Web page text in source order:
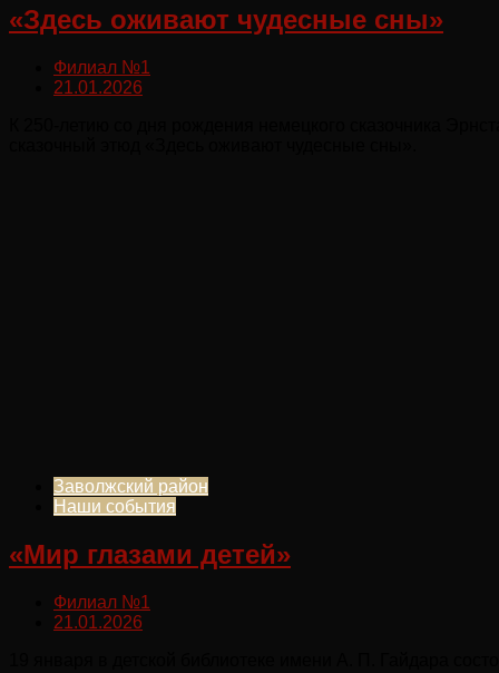
«Здесь оживают чудесные сны»
Филиал №1
21.01.2026
Заволжский район
Наши события
«Мир глазами детей»
Филиал №1
21.01.2026